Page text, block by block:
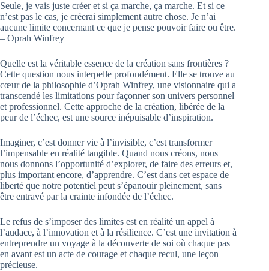
Seule, je vais juste créer et si ça marche, ça marche. Et si ce
n’est pas le cas, je créerai simplement autre chose. Je n’ai
aucune limite concernant ce que je pense pouvoir faire ou être.
– Oprah Winfrey
Quelle est la véritable essence de la création sans frontières ?
Cette question nous interpelle profondément. Elle se trouve au
cœur de la philosophie d’Oprah Winfrey, une visionnaire qui a
transcendé les limitations pour façonner son univers personnel
et professionnel. Cette approche de la création, libérée de la
peur de l’échec, est une source inépuisable d’inspiration.
Imaginer, c’est donner vie à l’invisible, c’est transformer
l’impensable en réalité tangible. Quand nous créons, nous
nous donnons l’opportunité d’explorer, de faire des erreurs et,
plus important encore, d’apprendre. C’est dans cet espace de
liberté que notre potentiel peut s’épanouir pleinement, sans
être entravé par la crainte infondée de l’échec.
Le refus de s’imposer des limites est en réalité un appel à
l’audace, à l’innovation et à la résilience. C’est une invitation à
entreprendre un voyage à la découverte de soi où chaque pas
en avant est un acte de courage et chaque recul, une leçon
précieuse.